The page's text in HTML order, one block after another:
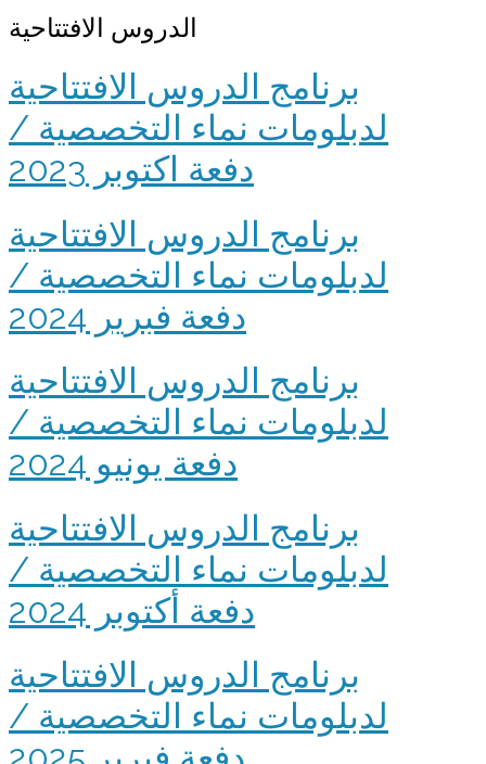
الدروس الافتتاحية
برنامج الدروس الافتتاحية
لدبلومات نماء التخصصية /
دفعة اكتوبر 2023
برنامج الدروس الافتتاحية
لدبلومات نماء التخصصية /
دفعة فبرير 2024
برنامج الدروس الافتتاحية
لدبلومات نماء التخصصية /
دفعة يونيو 2024
برنامج الدروس الافتتاحية
لدبلومات نماء التخصصية /
دفعة أكتوبر 2024
برنامج الدروس الافتتاحية
لدبلومات نماء التخصصية /